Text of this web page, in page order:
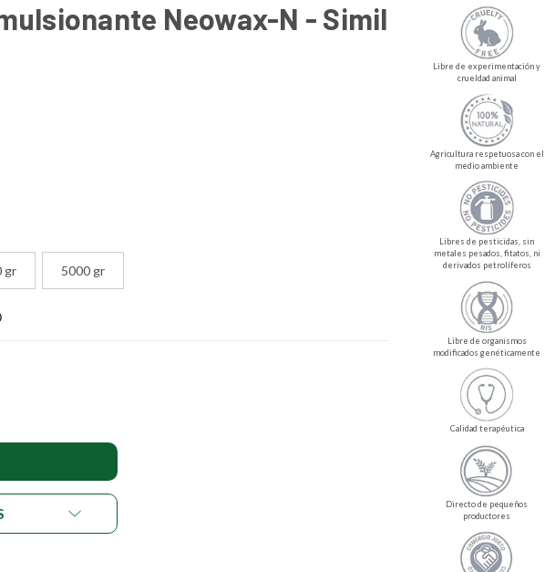
Neowax-N - Simil
gr 5000 gr
Libre de experimentación y
crueldad animal
Agricultura respetuosa con el
medio ambiente
Libres de pesticidas, sin
metales pesados, fitatos, ni
derivados petrolíferos
Libre de organismos
modificados genéticamente
Calidad terapéutica
Directo de pequeños
productores